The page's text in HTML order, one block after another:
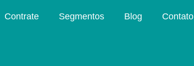
Contrate Segmentos Blog Contato